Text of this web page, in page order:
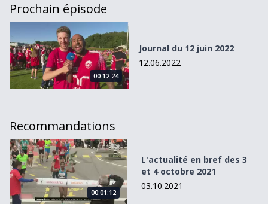
Prochain épisode
Journal du 12 juin 2022
00:12:24
Journal du 12 juin 2022
12.06.2022
Recommandations
L&#039;actualité en bref des 3 et 4 octobre 2021
00:01:12
L'actualité en bref des 3
et 4 octobre 2021
03.10.2021